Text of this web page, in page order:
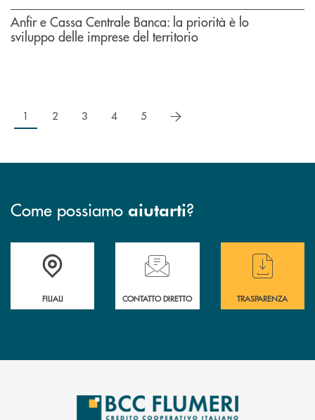
Anfir e Cassa Centrale Banca: la priorità è lo
sviluppo delle imprese del territorio
1 2 3 4 5 successivo
Come possiamo aiutarti?
Trova la filiale più vicina a te
FILIALI
Hai bisogno di assistenza immediata ?
CONTATTO DIRETTO
Hai bisogno di
TRASPARENZA